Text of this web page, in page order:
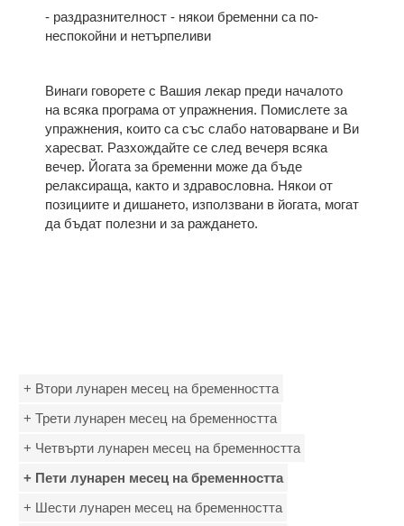
- раздразнителност - някои бременни са по-
неспокойни и нетърпеливи
Винаги говорете с Вашия лекар преди началото
на всяка програма от упражнения. Помислете за
упражнения, които са със слабо натоварване и Ви
харесват. Разхождайте се след вечеря всяка
вечер. Йогата за бременни може да бъде
релаксираща, както и здравословна. Някои от
позициите и дишането, използвани в йогата, могат
да бъдат полезни и за раждането.
+ Втори лунарен месец на бременността
+ Трети лунарен месец на бременността
+ Четвърти лунарен месец на бременността
+ Пети лунарен месец на бременността
+ Шести лунарен месец на бременността